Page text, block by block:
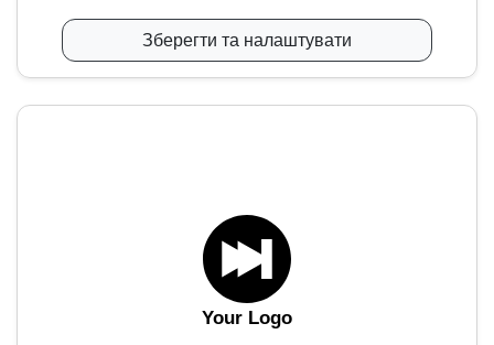
Зберегти та налаштувати
Your Logo